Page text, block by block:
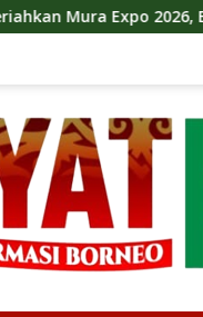
Bupati Heriyus Ikut